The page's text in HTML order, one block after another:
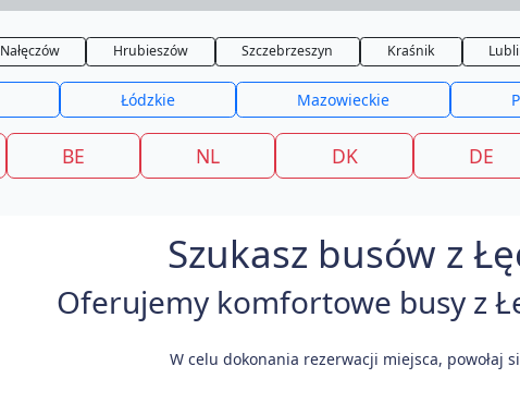
Nałęczów Hrubieszów Szczebrzeszyn Kraśnik
Łódzkie Mazowieckie
BE NL DK DE
Szukasz busów z
Oferujemy komfortowe busy z
W celu dokonania rezerwacji miejsca, powołaj